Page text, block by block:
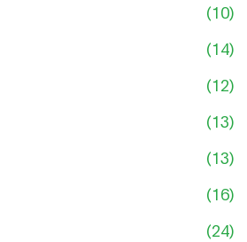
(10)
(14)
(12)
(13)
(13)
(16)
(24)